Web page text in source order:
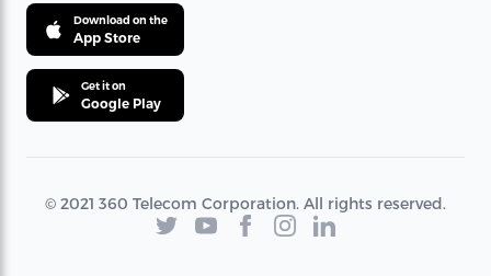
Download on the
App Store
Get it on
Google Play
© 2021 360 Telecom Corporation. All rights reserved.